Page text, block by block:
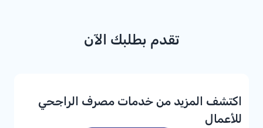
تقدم بطلبك الآن
اكتشف المزيد من خدمات مصرف الراجحي
للأعمال